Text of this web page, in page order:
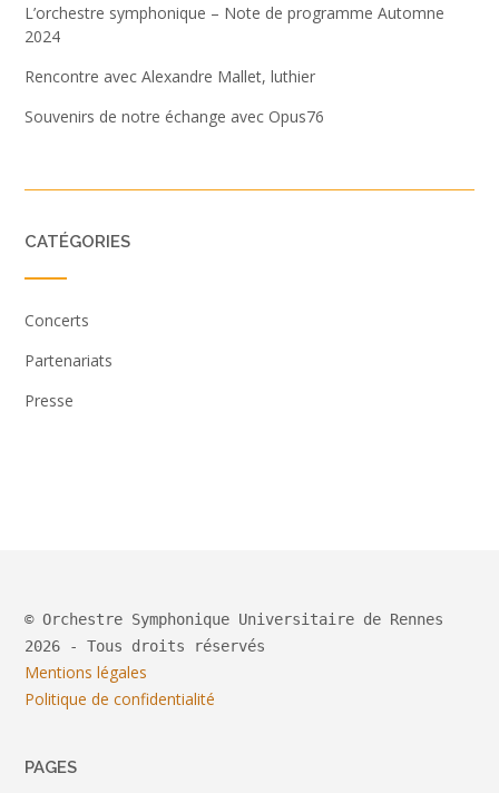
L’orchestre symphonique – Note de programme Automne
2024
Rencontre avec Alexandre Mallet, luthier
Souvenirs de notre échange avec Opus76
CATÉGORIES
Concerts
Partenariats
Presse
© Orchestre Symphonique Universitaire de Rennes
2026 - Tous droits réservés
Mentions légales
Politique de confidentialité
PAGES